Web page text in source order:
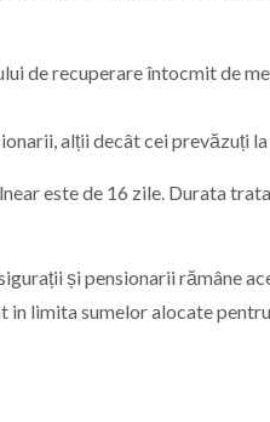
de recuperare întocmit de
alții decât cei prevăzuți
este de 16 zile. Durata
și pensionarii rămâne
limita sumelor alocate